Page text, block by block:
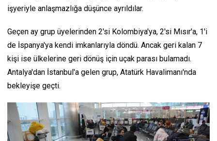
işyeriyle anlaşmazlığa düşünce ayrıldılar.
Geçen ay grup üyelerinden 2'si Kolombiya'ya, 2'si Mısır'a, 1'i
de İspanya'ya kendi imkanlarıyla döndü. Ancak geri kalan 7
kişi ise ülkelerine geri dönüş için uçak parası bulamadı.
Antalya'dan İstanbul'a gelen grup, Atatürk Havalimanı'nda
bekleyişe geçti.